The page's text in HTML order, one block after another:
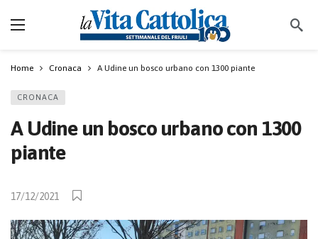
Home Cronaca A Udine un bosco urbano con 1300 piante
CRONACA
A Udine un bosco urbano con 1300
piante
17/12/2021